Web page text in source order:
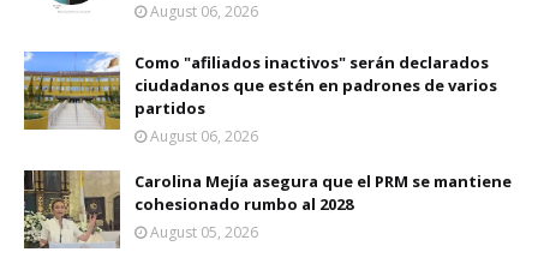
August 06, 2026
Como "afiliados inactivos" serán declarados
ciudadanos que estén en padrones de varios
partidos
August 06, 2026
Carolina Mejía asegura que el PRM se mantiene
cohesionado rumbo al 2028
August 05, 2026